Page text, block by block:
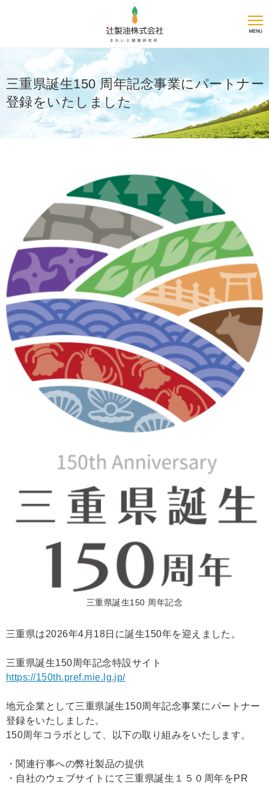
三重県誕生150 周年記念事業にパートナー
登録をいたしました
三重県誕生150 周年記念
三重県は2026年4月18日に誕生150年を迎えました。
三重県誕生150周年記念特設サイト
https://150th.pref.mie.lg.jp/
地元企業として三重県誕生150周年記念事業にパートナー
登録をいたしました。
150周年コラボとして、以下の取り組みをいたします。
・関連行事への弊社製品の提供
・自社のウェブサイトにて三重県誕生１５０周年をPR